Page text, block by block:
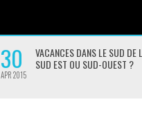
30
APR 2015
VACANCES DANS LE SUD DE
SUD EST OU SUD-OUEST ?